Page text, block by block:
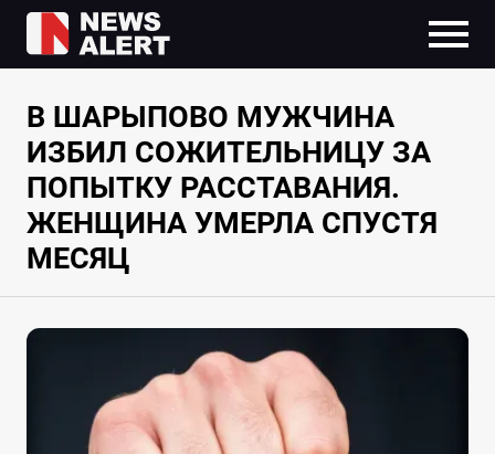
В ШАРЫПОВО МУЖЧИНА
ИЗБИЛ СОЖИТЕЛЬНИЦУ ЗА
ПОПЫТКУ РАССТАВАНИЯ.
ЖЕНЩИНА УМЕРЛА СПУСТЯ
МЕСЯЦ